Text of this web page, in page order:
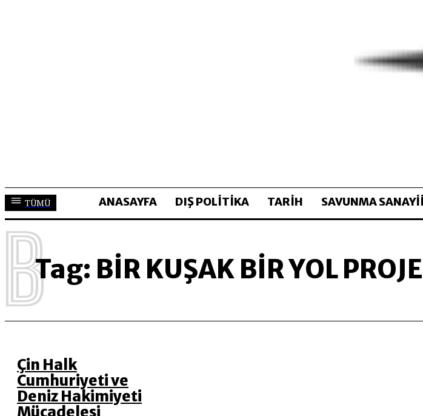
TÜMÜ ANASAYFA DIŞ POLİTİKA TARİH SAVUNMA SANAYİİ
Tag: BIR KUŞAK BIR YOL
B
Çin Halk
Cumhuriyeti ve
Deniz Hakimiyeti
Mücadelesi